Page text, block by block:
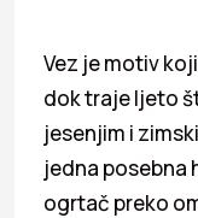
Vez je motiv
dok traje ljeto
jesenjim i
jedna posebna
ogrtač preko